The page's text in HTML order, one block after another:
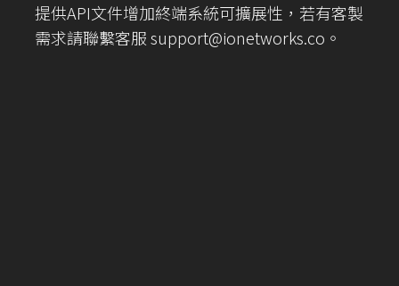
提供API文件增加終端系統可擴展性，若有客製
需求請聯繫客服 support@ionetworks.co。